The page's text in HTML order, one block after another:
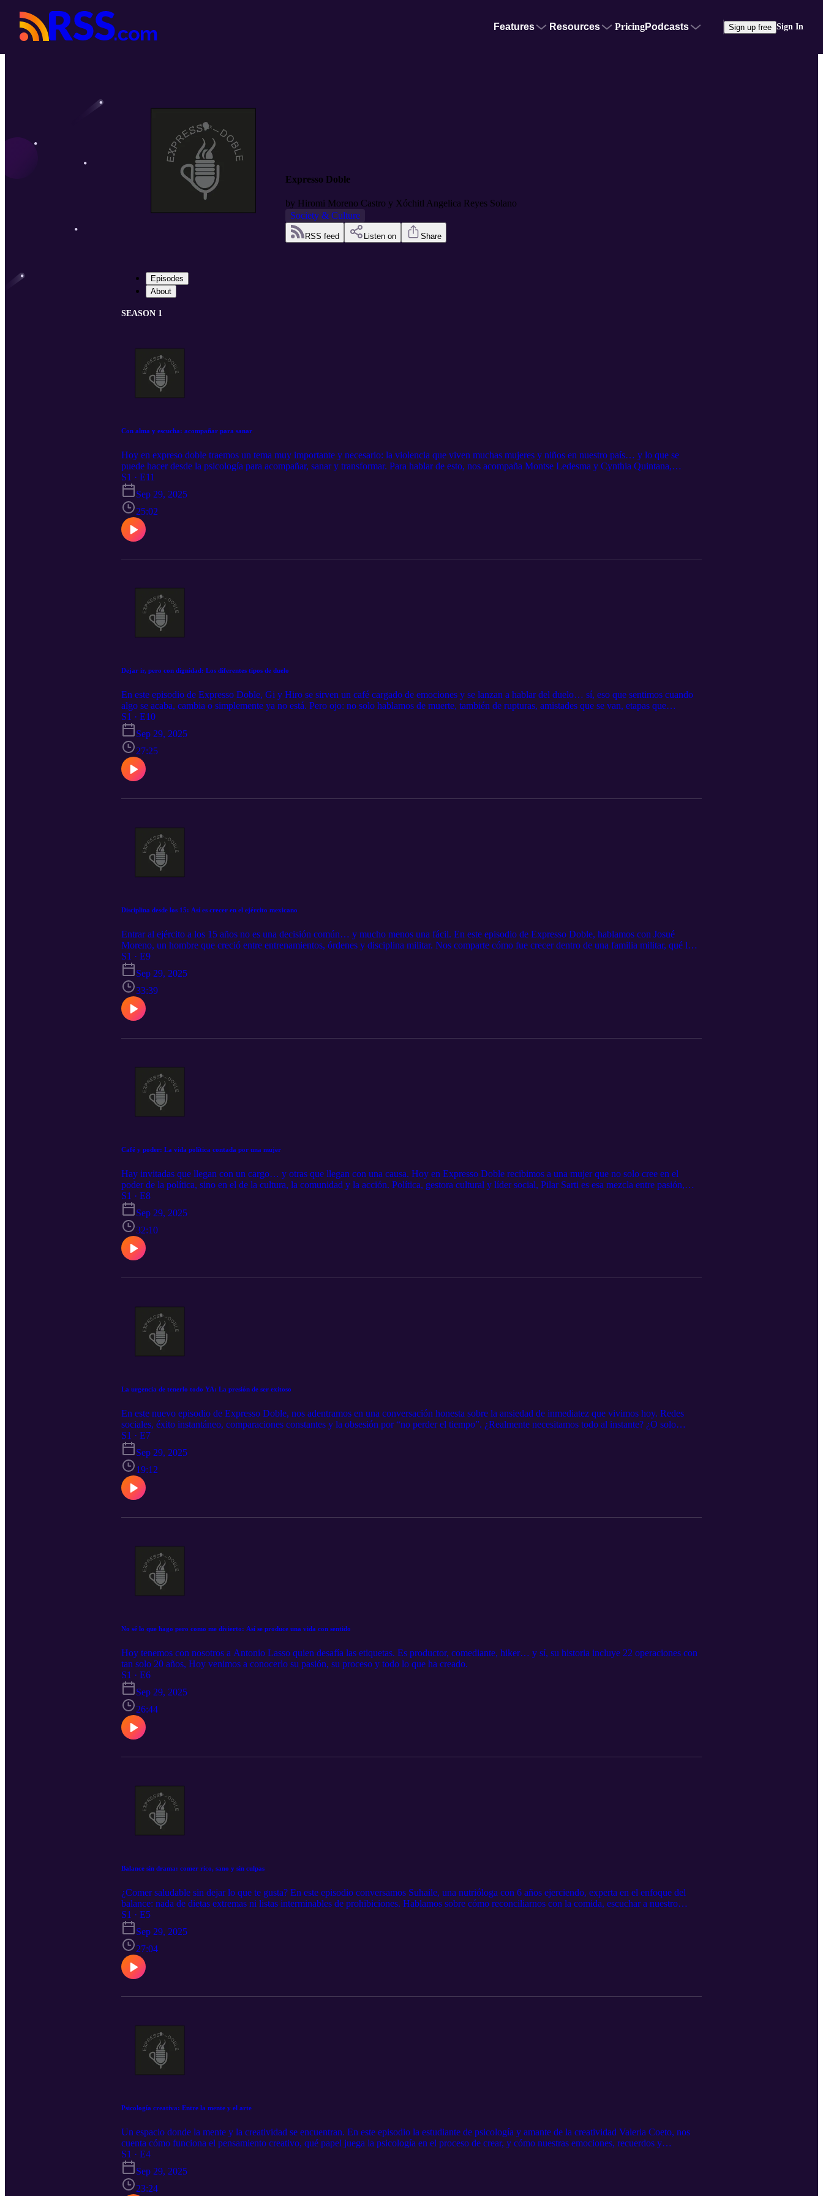
Features Resources PricingPodcasts Sign up free Sign In
Expresso Doble
by Hiromi Moreno Castro y Xóchitl Angelica Reyes Solano
Society & Culture
RSS feed Listen on Share
Episodes
About
SEASON 1
Con alma y escucha: acompañar para sanar
Hoy en expreso doble traemos un tema muy importante y necesario: la violencia que viven muchas mujeres y niños en nuestro país… y lo que se
puede hacer desde la psicología para acompañar, sanar y transformar. Para hablar de esto, nos acompaña Montse Ledesma y Cynthia Quintana,
estudiantes de Psicología con una visión muy clara: crear espacios de ayuda real para quienes más lo necesitan. Están desarrollando un proyecto de
consultoría psicológica enfocado justamente en mujeres y niños víctimas de violencia.
S1 · E11
Sep 29, 2025
25:02
Dejar ir, pero con dignidad: Los diferentes tipos de duelo
En este episodio de Expresso Doble, Gi y Hiro se sirven un café cargado de emociones y se lanzan a hablar del duelo… sí, eso que sentimos cuando
algo se acaba, cambia o simplemente ya no está. Pero ojo: no solo hablamos de muerte, también de rupturas, amistades que se van, etapas que
terminan o versiones nuestras que ya no existen. Desde anécdotas personales hasta preguntas que te van a dejar pensando. Este capítulo es un abrazo
sonoro para cualquiera que esté atravesando un cierre, un adiós o un “ya no sé ni qué siento”.
S1 · E10
Sep 29, 2025
27:25
Disciplina desde los 15: Así es crecer en el ejército mexicano
Entrar al ejército a los 15 años no es una decisión común… y mucho menos una fácil. En este episodio de Expresso Doble, hablamos con Josué
Moreno, un hombre que creció entre entrenamientos, órdenes y disciplina militar. Nos comparte cómo fue crecer dentro de una familia militar, qué lo
llevó a seguir ese camino desde tan joven y cómo esa experiencia transformó su manera de ver la vida.
S1 · E9
Sep 29, 2025
33:39
Café y poder: La vida política contada por una mujer
Hay invitadas que llegan con un cargo… y otras que llegan con una causa. Hoy en Expresso Doble recibimos a una mujer que no solo cree en el
poder de la política, sino en el de la cultura, la comunidad y la acción. Política, gestora cultural y líder social, Pilar Sarti es esa mezcla entre pasión,
visión y muchísima energía para transformar espacios... y mentalidades. Prepárate para una plática con historia, corazón y mucho carisma. Bienvenida,
Pilar Sarti.
S1 · E8
Sep 29, 2025
32:10
La urgencia de tenerlo todo YA: La presión de ser exitoso
En este nuevo episodio de Expresso Doble, nos adentramos en una conversación honesta sobre la ansiedad de inmediatez que vivimos hoy. Redes
sociales, éxito instantáneo, comparaciones constantes y la obsesión por “no perder el tiempo”. ¿Realmente necesitamos todo al instante? ¿O solo
estamos atrapados en una carrera que nadie pidió?
S1 · E7
Sep 29, 2025
19:12
No sé lo que hago pero como me divierto: Así se produce una vida con sentido
Hoy tenemos con nosotros a Antonio Lasso quien desafía las etiquetas. Es productor, comediante, hiker… y sí, su historia incluye 22 operaciones con
tan solo 20 años, Hoy venimos a conocerlo su pasión, su proceso y todo lo que ha creado.
S1 · E6
Sep 29, 2025
26:44
Balance sin drama: comer rico, sano y sin culpas
¿Comer saludable sin dejar lo que te gusta? En este episodio conversamos Suhaile, una nutrióloga con 6 años ejerciendo, experta en el enfoque del
balance: nada de dietas extremas ni listas interminables de prohibiciones. Hablamos sobre cómo reconciliarnos con la comida, escuchar a nuestro
cuerpo y disfrutar sin culpa. Porque sí, es posible nutrirte bien y comerte ese postre.
S1 · E5
Sep 29, 2025
27:04
Psicología creativa: Entre la mente y el arte
Un espacio donde la mente y la creatividad se encuentran. En este episodio la estudiante de psicología y amante de la creatividad Valeria Coeto, nos
cuenta cómo funciona el pensamiento creativo, qué papel juega la psicología en el proceso de crear, y cómo nuestras emociones, recuerdos y
experiencias moldean nuestras ideas. Cada episodio es una invitación a mirar dentro de ti, entender tu potencial creativo y descubrir nuevas formas de
expresarte.
S1 · E4
Sep 29, 2025
23:24